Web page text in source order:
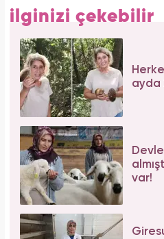
ilginizi çekebilir
ayda
var!